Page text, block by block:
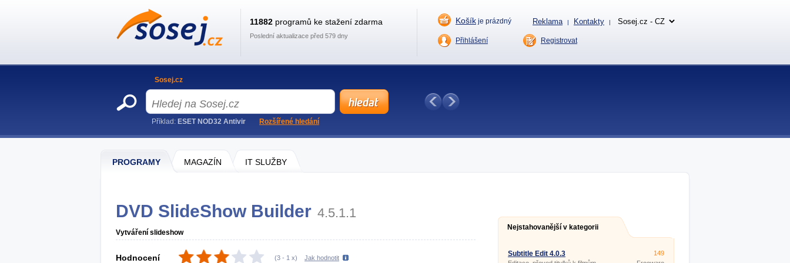
PROGRAMY MAGAZÍN IT SLUŽBY
DVD SlideShow Builder 4.5.1.1
Vytváření slideshow
Hodnocení (3 - 1 x) Jak hodnotit
Nejstahovanější v kategorii
Subtitle Edit 4.0.3
149
11882 programů ke stažení zdarma
Poslední aktualizace před 579 dny
Košík je prázdný Reklama | Kontakty |
Přihlášení Registrovat
Sosej.cz
Příklad: ESET NOD32 Antivir Rozšířené hledání